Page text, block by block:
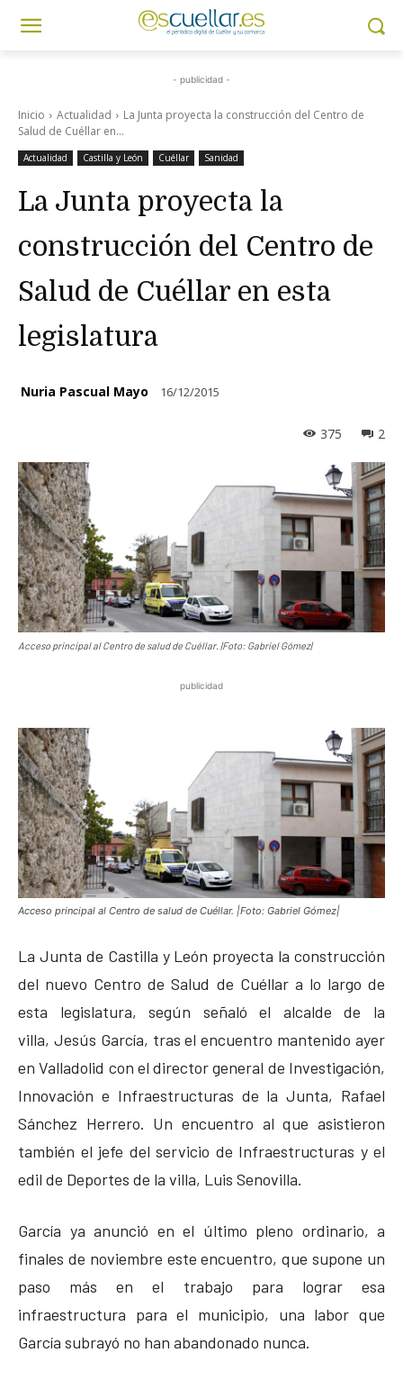
- publicidad -
Inicio Actualidad
La Junta proyecta la construcción del Centro de
Salud de Cuéllar en...
Actualidad Castilla y León Cuéllar Sanidad
La Junta proyecta la
construcción del Centro de
Salud de Cuéllar en esta
legislatura
Nuria Pascual Mayo 16/12/2015
2
375
Acceso principal al Centro de salud de Cuéllar. |Foto: Gabriel Gómez|
publicidad
Acceso principal al Centro de salud de Cuéllar. |Foto: Gabriel Gómez|
La Junta de Castilla y León proyecta la construcción
del nuevo Centro de Salud de Cuéllar a lo largo de
esta legislatura, según señaló el alcalde de la
villa, Jesús García, tras el encuentro mantenido ayer
en Valladolid con el director general de Investigación,
Innovación e Infraestructuras de la Junta, Rafael
Sánchez Herrero. Un encuentro al que asistieron
también el jefe del servicio de Infraestructuras y el
edil de Deportes de la villa, Luis Senovilla.
García ya anunció en el último pleno ordinario, a
finales de noviembre este encuentro, que supone un
paso más en el trabajo para lograr esa
infraestructura para el municipio, una labor que
García subrayó no han abandonado nunca.